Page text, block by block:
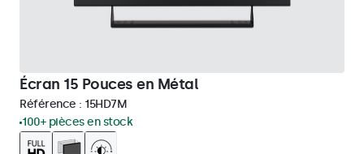
Écran 15 Pouces en Métal
Référence : 15HD7M
100+ pièces en stock